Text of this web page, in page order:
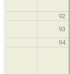
92
93
94